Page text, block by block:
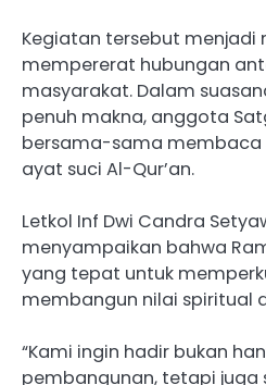
Kegiatan tersebut
mempererat hubungan
masyarakat. Dalam
penuh makna, anggota
bersama-sama
ayat suci Al-Qur’an.
Letkol Inf Dwi Candra
menyampaikan bahwa
yang tepat untuk
membangun nilai spiritual
“Kami ingin hadir bukan
pembangunan, tetapi juga